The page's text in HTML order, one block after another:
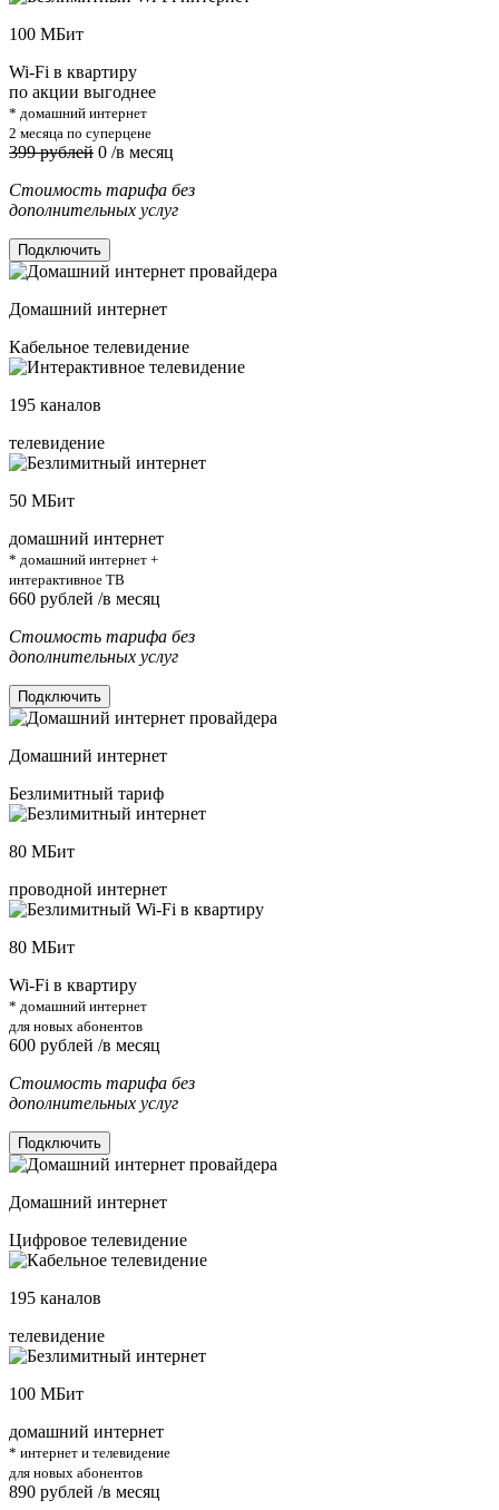
100 МБит
Wi-Fi в квартиру
по акции выгоднее
* домашний интернет
2 месяца по суперцене
399 рублей 0 /в месяц
Стоимость тарифа без
дополнительных услуг
Подключить
Домашний интернет
Кабельное телевидение
195 каналов
телевидение
50 МБит
домашний интернет
* домашний интернет +
интерактивное ТВ
660 рублей /в месяц
Стоимость тарифа без
дополнительных услуг
Подключить
Домашний интернет
Безлимитный тариф
80 МБит
проводной интернет
80 МБит
Wi-Fi в квартиру
* домашний интернет
для новых абонентов
600 рублей /в месяц
Стоимость тарифа без
дополнительных услуг
Подключить
Домашний интернет
Цифровое телевидение
195 каналов
телевидение
100 МБит
домашний интернет
* интернет и телевидение
для новых абонентов
890 рублей /в месяц